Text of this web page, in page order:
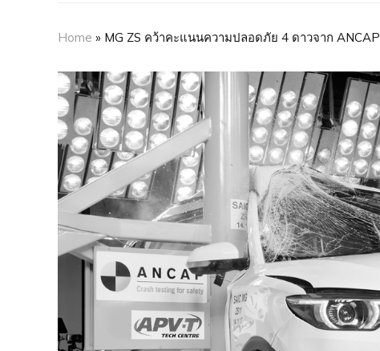
Home » MG ZS คว้าคะแนนความปลอดภัย 4 ดาวจาก ANCAP